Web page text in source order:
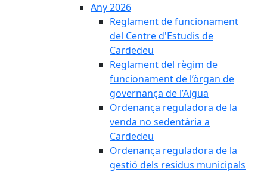
Any 2026
Reglament de funcionament
del Centre d'Estudis de
Cardedeu
Reglament del règim de
funcionament de l’òrgan de
governança de l’Aigua
Ordenança reguladora de la
venda no sedentària a
Cardedeu
Ordenança reguladora de la
gestió dels residus municipals